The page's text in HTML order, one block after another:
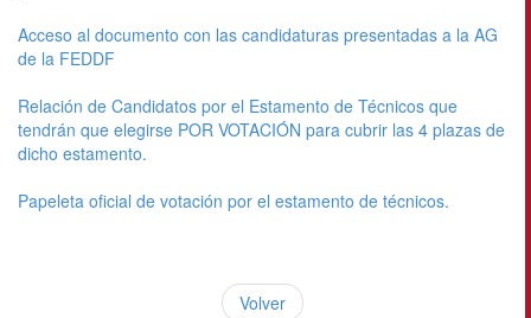
Acceso al documento con las candidaturas presentadas a la AG
de la FEDDF
Relación de Candidatos por el Estamento de Técnicos que
tendrán que elegirse POR VOTACIÓN para cubrir las 4 plazas de
dicho estamento.
Papeleta oficial de votación por el estamento de técnicos.
Volver